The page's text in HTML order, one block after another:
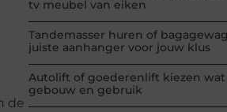
de
tv meubel van eiken
Tandemasser huren of
juiste aanhanger voor jouw klus
Autolift of goederenlift kiezen
gebouw en gebruik